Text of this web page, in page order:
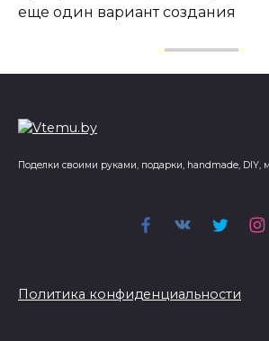
еще один вариант создания
Поделки своими руками, подарки, handmade, DIY,
Политика конфиденциальности